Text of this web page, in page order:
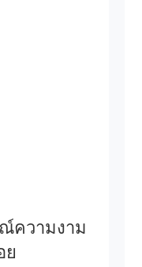
ณ์ความงาม
ย